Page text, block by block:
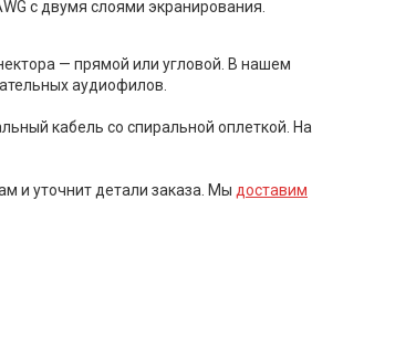
с двумя слоями экранирования.
— прямой или угловой. В нашем
аудиофилов.
кабель со спиральной оплеткой. На
и уточнит детали заказа. Мы доставим